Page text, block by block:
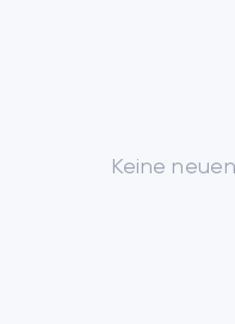
Keine